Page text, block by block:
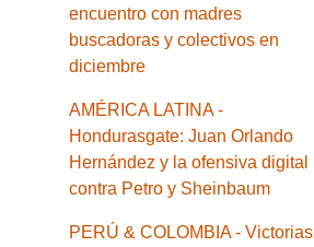
encuentro con madres
buscadoras y colectivos en
diciembre
AMÉRICA LATINA -
Hondurasgate: Juan Orlando
Hernández y la ofensiva digital
contra Petro y Sheinbaum
PERÚ & COLOMBIA - Victorias